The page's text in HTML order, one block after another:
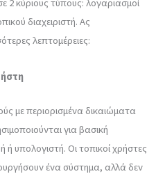
διαχειριστή. Ας
λεπτομέρειες:
με περιορισμένα δικαιώματα
για βασική
υπολογιστή. Οι τοπικοί χρήστες
ένα σύστημα, αλλά δεν